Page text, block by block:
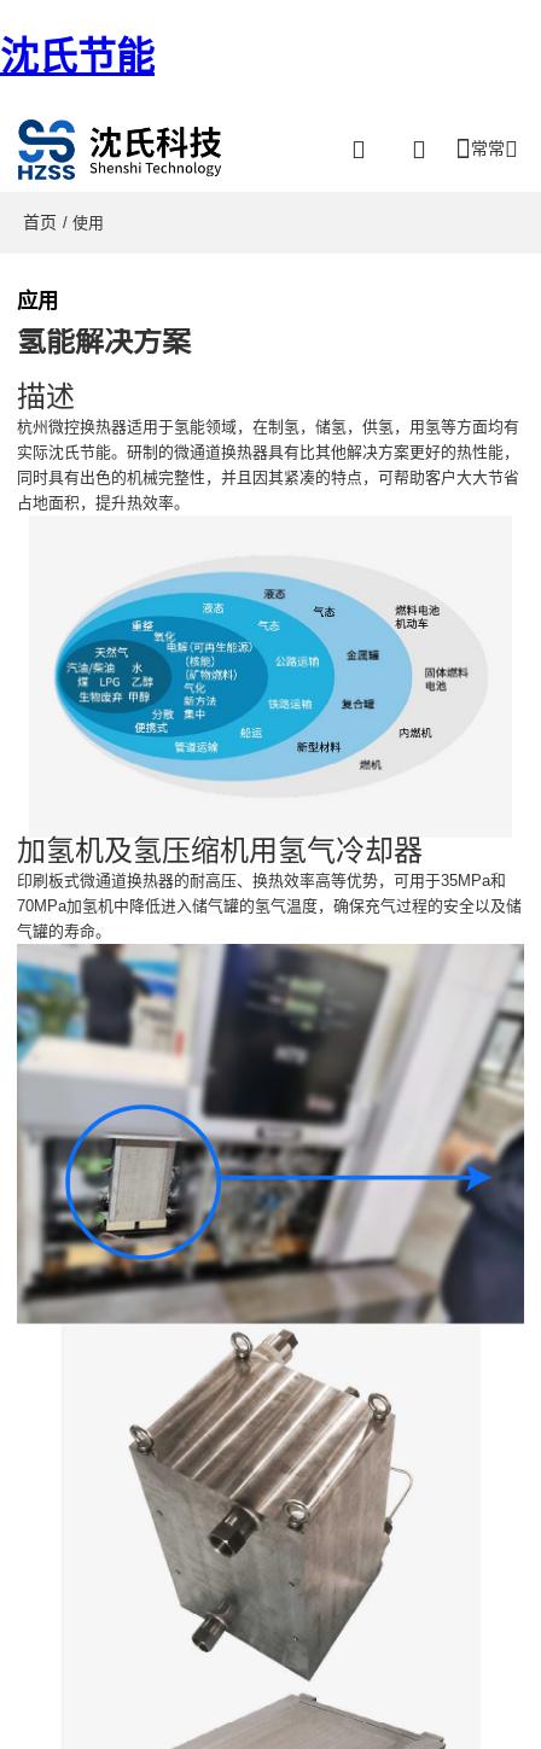
沈氏节能
常常
首页 / 使用
应用
氢能解决方案
描述
杭州微控换热器适用于氢能领域，在制氢，储氢，供氢，用氢等方面均有
实际沈氏节能。研制的微通道换热器具有比其他解决方案更好的热性能，
同时具有出色的机械完整性，并且因其紧凑的特点，可帮助客户大大节省
占地面积，提升热效率。
加氢机及氢压缩机用氢气冷却器
印刷板式微通道换热器的耐高压、换热效率高等优势，可用于35MPa和
70MPa加氢机中降低进入储气罐的氢气温度，确保充气过程的安全以及储
气罐的寿命。